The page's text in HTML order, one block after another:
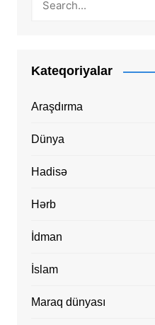
Kateqoriyalar
Araşdırma
Dünya
Hadisə
Hərb
İdman
İslam
Maraq dünyası